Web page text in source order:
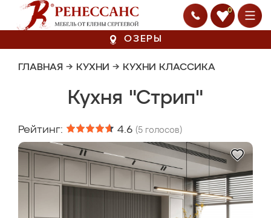
0
ОЗЕРЫ
ГЛАВНАЯ → КУХНИ → КУХНИ КЛАССИКА
Кухня "Стрип"
Рейтинг: 4.6 (5 голосов)